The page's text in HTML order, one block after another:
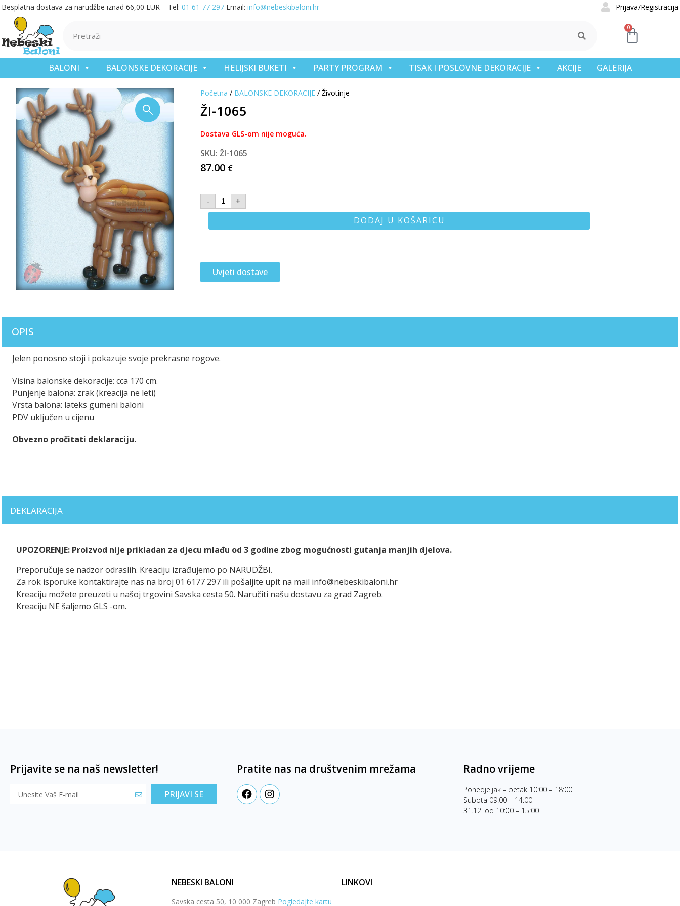
Besplatna dostava za narudžbe iznad 66,00 EUR Tel: 01 61 77 297 Email: info@nebeskibaloni.hr Prijava/Registracija
0
BALONI BALONSKE DEKORACIJE HELIJSKI BUKETI PARTY PROGRAM TISAK I POSLOVNE DEKORACIJE AKCIJE GALERIJA
Početna / BALONSKE DEKORACIJE/ Životinje
ŽI-1065
Dostava GLS-om nije moguća.
SKU: ŽI-1065
87.00 €
-
+
DODAJ U KOŠARICU
Uvjeti dostave
OPIS
Jelen ponosno stoji i pokazuje svoje prekrasne rogove.
Visina balonske dekoracije: cca 170 cm.
Punjenje balona: zrak (kreacija ne leti)
Vrsta balona: lateks gumeni baloni
PDV uključen u cijenu
Obvezno pročitati deklaraciju.
DEKLARACIJA
UPOZORENJE: Proizvod nije prikladan za djecu mlađu od 3 godine zbog mogućnosti gutanja manjih djelova.
Preporučuje se nadzor odraslih. Kreaciju izrađujemo po NARUDŽBI.
Za rok isporuke kontaktirajte nas na broj 01 6177 297 ili pošaljite upit na mail info@nebeskibaloni.hr
Kreaciju možete preuzeti u našoj trgovini Savska cesta 50. Naručiti našu dostavu za grad Zagreb.
Kreaciju NE šaljemo GLS -om.
Prijavite se na naš newsletter!
PRIJAVI SE
Pratite nas na društvenim mrežama Radno vrijeme
Ponedjeljak – petak 10:00 – 18:00
Subota 09:00 – 14:00
31.12. od 10:00 – 15:00
NEBESKI BALONI
Savska cesta 50, 10 000 Zagreb Pogledajte kartu
LINKOVI